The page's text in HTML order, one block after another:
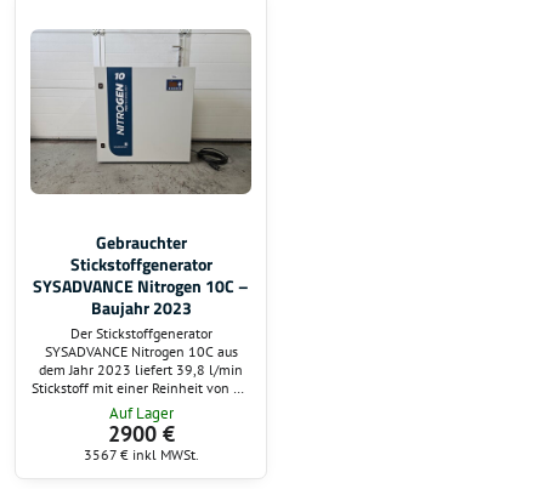
Anwendungen.
Gebrauchter
Stickstoffgenerator
SYSADVANCE Nitrogen 10C –
Baujahr 2023
Der Stickstoffgenerator
SYSADVANCE Nitrogen 10C aus
dem Jahr 2023 liefert 39,8 l/min
Stickstoff mit einer Reinheit von 99
%. Mit einem maximalen
Ausgangsdruck von 6,5 bar,
niedrigem Energiebedarf und
kompakten Abmessungen eignet er
sich perfekt für Labor-, Produktions-
Auf Lager
2900 €
3567 € inkl MWSt.